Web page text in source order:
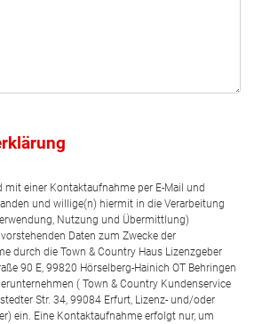
mit einer Kontaktaufnahme per E-Mail und
und willige(n) hiermit in die Verarbeitung
Nutzung und Übermittlung)
Daten zum Zwecke der
durch die Town & Country Haus Lizenzgeber
90 E, 99820 Hörselberg-Hainich OT Behringen
( Town & Country Kundenservice
Str. 34, 99084 Erfurt, Lizenz- und/oder
ein. Eine Kontaktaufnahme erfolgt nur, um